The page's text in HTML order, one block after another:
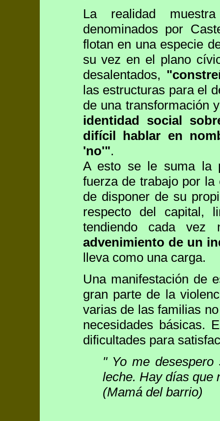
La realidad
denominados por
flotan en una especie
su vez en el plano
desalentados,
las estructuras para el
de una transformación
identidad social
difícil hablar en
'no'".
A esto se le suma la
fuerza de trabajo por
de disponer de su
respecto del capital,
tendiendo cada
advenimiento de un
lleva como una carga.
Una manifestación de
gran parte de la
varias de las familias
necesidades básicas.
dificultades para
" Yo me
leche. Hay días que
(Mamá del barrio)